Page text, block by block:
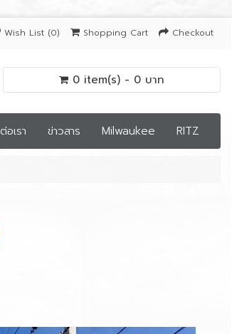
Wish List (0) Shopping Cart Checkout
0 item(s) - 0 บาท
อเรา ข่าวสาร Milwaukee RITZ